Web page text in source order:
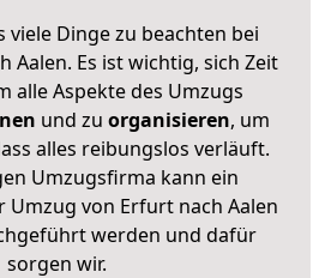
viele Dinge zu beachten bei
Aalen. Es ist wichtig, sich Zeit
alle Aspekte des Umzugs
und zu organisieren, um
alles reibungslos verläuft.
Umzugsfirma kann ein
von Erfurt nach Aalen
werden und dafür
sorgen wir.